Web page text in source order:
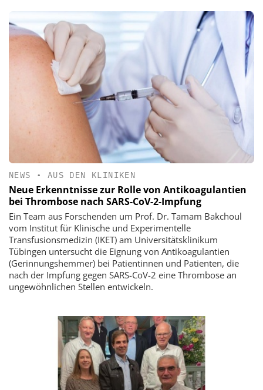
NEWS • AUS DEN KLINIKEN
Neue Erkenntnisse zur Rolle von Antikoagulantien
bei Thrombose nach SARS-CoV-2-Impfung
Ein Team aus Forschenden um Prof. Dr. Tamam Bakchoul
vom Institut für Klinische und Experimentelle
Transfusionsmedizin (IKET) am Universitätsklinikum
Tübingen untersucht die Eignung von Antikoagulantien
(Gerinnungshemmer) bei Patientinnen und Patienten, die
nach der Impfung gegen SARS-CoV-2 eine Thrombose an
ungewöhnlichen Stellen entwickeln.